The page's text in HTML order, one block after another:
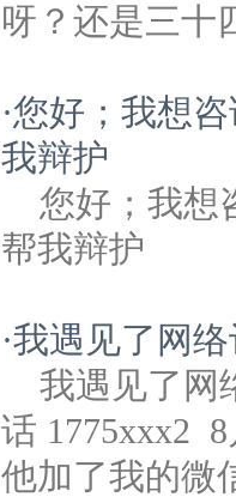
呀？还是三十
·您好；我想
我辩护
您好；我想
帮我辩护
·我遇见了网
我遇见了
话 1775xxx2
他加了我的微